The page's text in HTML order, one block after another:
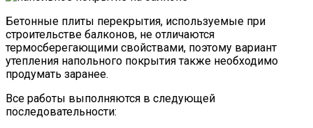
Бетонные плиты перекрытия, используемые при
строительстве балконов, не отличаются
термосберегающими свойствами, поэтому вариант
утепления напольного покрытия также необходимо
продумать заранее.
Все работы выполняются в следующей
последовательности: